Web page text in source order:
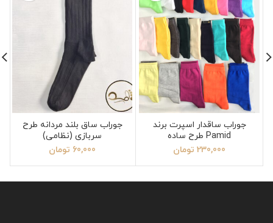
جوراب ساقدار اسپرت برند
Pamid طرح ساده
230,000 تومان
جوراب ساق بلند مردانه طرح
سربازی (نظامی)
60,000 تومان